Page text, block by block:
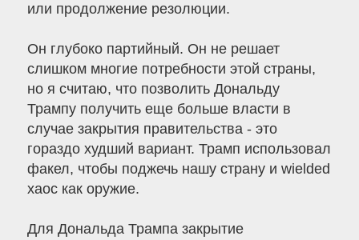
или продолжение резолюции.
Он глубоко партийный. Он не решает
слишком многие потребности этой страны,
но я считаю, что позволить Дональду
Трампу получить еще больше власти в
случае закрытия правительства - это
гораздо худший вариант. Трамп использовал
факел, чтобы поджечь нашу страну и wielded
хаос как оружие.
Для Дональда Трампа закрытие